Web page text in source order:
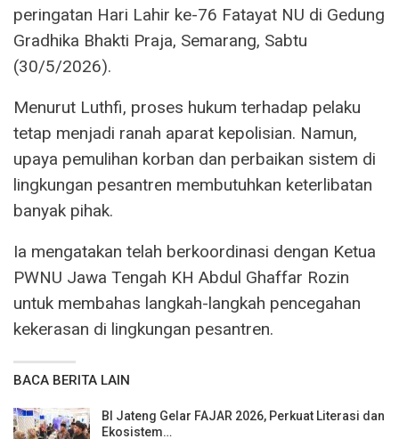
peringatan Hari Lahir ke-76 Fatayat NU di Gedung
Gradhika Bhakti Praja, Semarang, Sabtu
(30/5/2026).
Menurut Luthfi, proses hukum terhadap pelaku
tetap menjadi ranah aparat kepolisian. Namun,
upaya pemulihan korban dan perbaikan sistem di
lingkungan pesantren membutuhkan keterlibatan
banyak pihak.
Ia mengatakan telah berkoordinasi dengan Ketua
PWNU Jawa Tengah KH Abdul Ghaffar Rozin
untuk membahas langkah-langkah pencegahan
kekerasan di lingkungan pesantren.
BACA BERITA LAIN
BI Jateng Gelar FAJAR 2026, Perkuat Literasi dan
Ekosistem…